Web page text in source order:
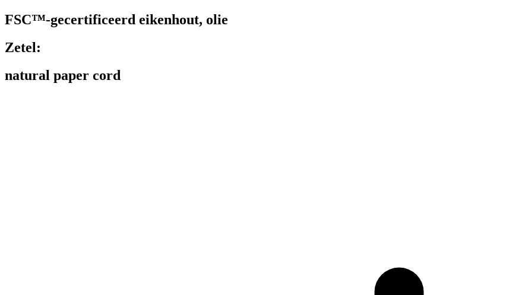
FSC™-gecertificeerd eikenhout, olie
Zetel:
natural paper cord